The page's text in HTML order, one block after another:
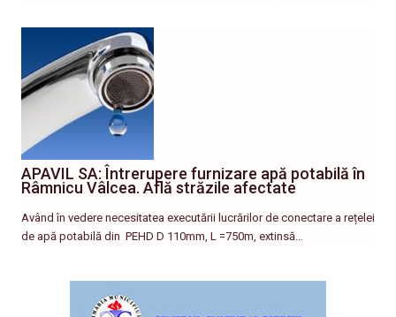
APAVIL SA: Întrerupere furnizare apă potabilă în
Râmnicu Vâlcea. Află străzile afectate
Având în vedere necesitatea executării lucrărilor de conectare a rețelei
de apă potabilă din PEHD D 110mm, L =750m, extinsă…